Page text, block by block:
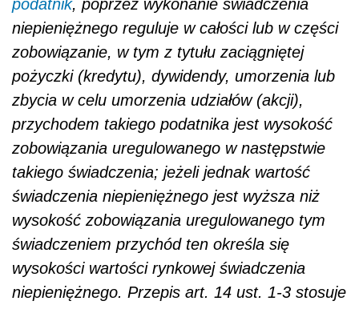
podatnik, poprzez wykonanie świadczenia
niepieniężnego reguluje w całości lub w części
zobowiązanie, w tym z tytułu zaciągniętej
pożyczki (kredytu), dywidendy, umorzenia lub
zbycia w celu umorzenia udziałów (akcji),
przychodem takiego podatnika jest wysokość
zobowiązania uregulowanego w następstwie
takiego świadczenia; jeżeli jednak wartość
świadczenia niepieniężnego jest wyższa niż
wysokość zobowiązania uregulowanego tym
świadczeniem przychód ten określa się
wysokości wartości rynkowej świadczenia
niepieniężnego. Przepis art. 14 ust. 1-3 stosuje